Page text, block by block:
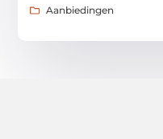
Aanbiedingen